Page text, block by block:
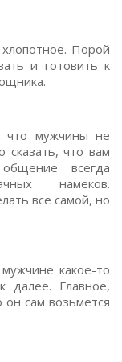
Порой
и готовить к
что мужчины не
что вам
всегда
намеков.
все самой, но
какое-то
Главное,
сам возьмется